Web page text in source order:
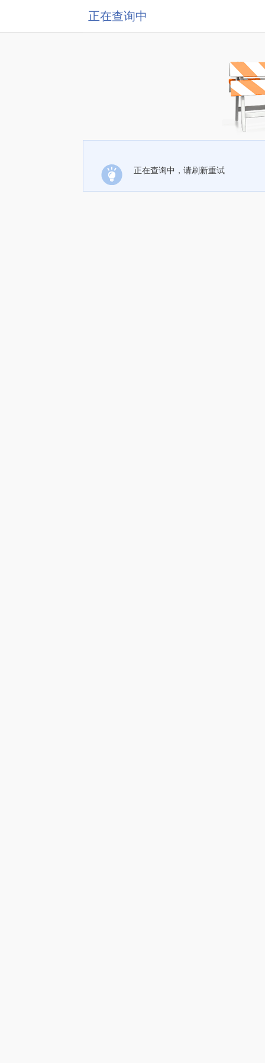
正在查询中
正在查询中，请刷新重试